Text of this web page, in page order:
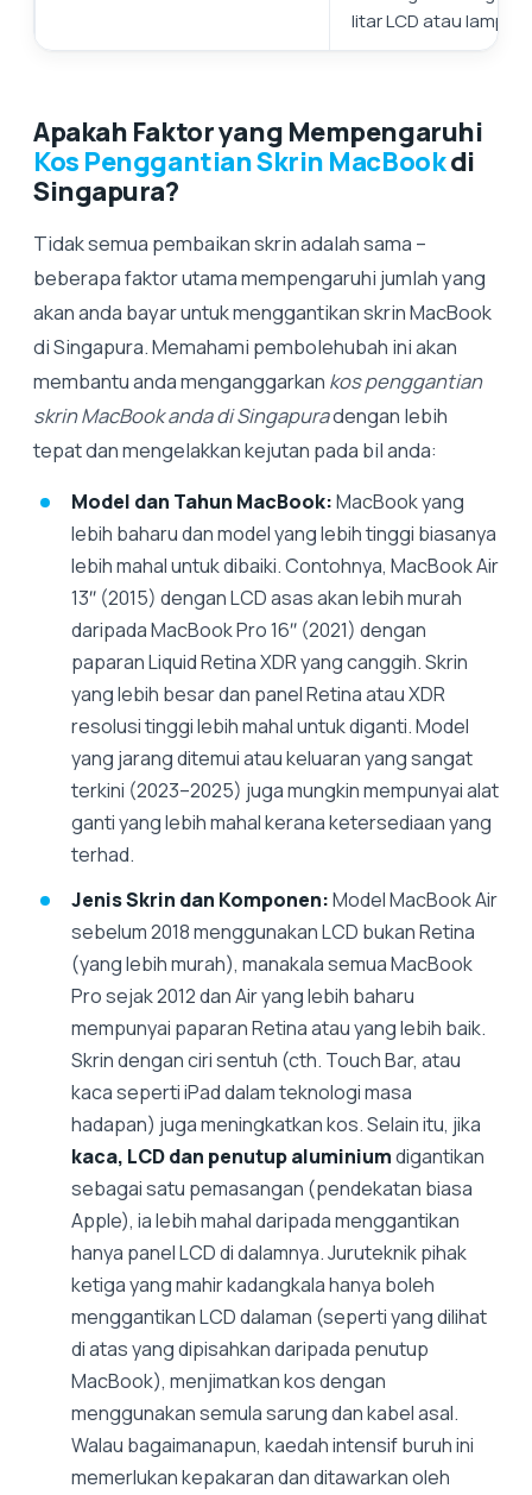
litar LCD atau lampu
Apakah Faktor yang Mempengaruhi
Kos Penggantian Skrin MacBookdi
Singapura?
Tidak semua pembaikan skrin adalah sama –
beberapa faktor utama mempengaruhi jumlah yang
akan anda bayar untuk menggantikan skrin MacBook
di Singapura. Memahami pembolehubah ini akan
membantu anda menganggarkan kos penggantian
skrin MacBook anda di Singapuradengan lebih
tepat dan mengelakkan kejutan pada bil anda:
Model dan Tahun MacBook:MacBook yang
lebih baharu dan model yang lebih tinggi biasanya
lebih mahal untuk dibaiki. Contohnya, MacBook Air
13″ (2015) dengan LCD asas akan lebih murah
daripada MacBook Pro 16″ (2021) dengan
paparan Liquid Retina XDR yang canggih. Skrin
yang lebih besar dan panel Retina atau XDR
resolusi tinggi lebih mahal untuk diganti. Model
yang jarang ditemui atau keluaran yang sangat
terkini (2023–2025) juga mungkin mempunyai alat
ganti yang lebih mahal kerana ketersediaan yang
terhad.
Jenis Skrin dan Komponen:Model MacBook Air
sebelum 2018 menggunakan LCD bukan Retina
(yang lebih murah), manakala semua MacBook
Pro sejak 2012 dan Air yang lebih baharu
mempunyai paparan Retina atau yang lebih baik.
Skrin dengan ciri sentuh (cth. Touch Bar, atau
kaca seperti iPad dalam teknologi masa
hadapan) juga meningkatkan kos. Selain itu, jika
kaca, LCD dan penutup aluminiumdigantikan
sebagai satu pemasangan (pendekatan biasa
Apple), ia lebih mahal daripada menggantikan
hanya panel LCD di dalamnya. Juruteknik pihak
ketiga yang mahir kadangkala hanya boleh
menggantikan LCD dalaman (seperti yang dilihat
di atas yang dipisahkan daripada penutup
MacBook), menjimatkan kos dengan
menggunakan semula sarung dan kabel asal.
Walau bagaimanapun, kaedah intensif buruh ini
memerlukan kepakaran dan ditawarkan oleh